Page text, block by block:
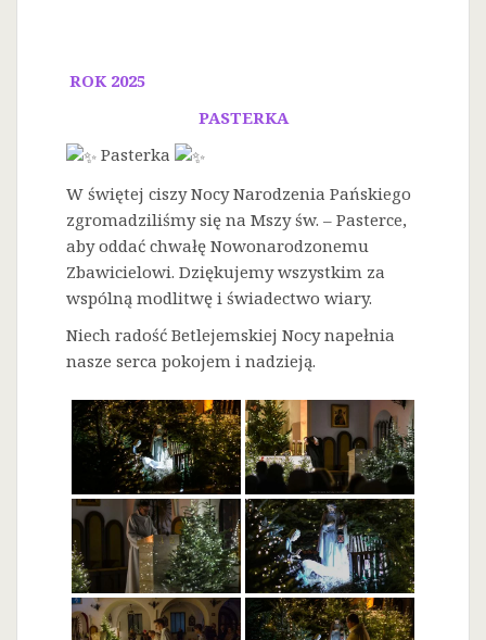
ROK 2025
PASTERKA
Pasterka
W świętej ciszy Nocy Narodzenia Pańskiego
zgromadziliśmy się na Mszy św. – Pasterce,
aby oddać chwałę Nowonarodzonemu
Zbawicielowi. Dziękujemy wszystkim za
wspólną modlitwę i świadectwo wiary.
Niech radość Betlejemskiej Nocy napełnia
nasze serca pokojem i nadzieją.